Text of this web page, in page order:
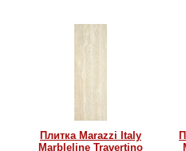
Плитка Marazzi Italy
Marbleline Travertino